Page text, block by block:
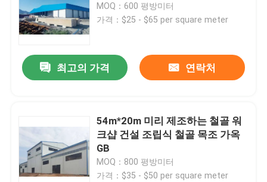
MOQ：600 평방미터
가격：$25 - $65 per square meter
최고의 가격 연락처
54m*20m 미리 제조하는 철골 워
크샵 건설 조립식 철골 목조 가옥
GB
MOQ：800 평방미터
가격：$35 - $50 per square meter